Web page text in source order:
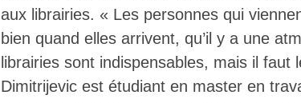
aux librairies. « Les personnes qui
bien quand elles arrivent, qu’il y a une
librairies sont indispensables, mais il
Dimitrijevic est étudiant en master en